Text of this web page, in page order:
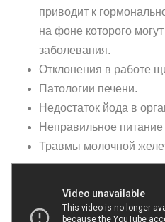
приводит к
на фоне которого
заболевания.
Отклонения в работе
Патологии печени.
Недостаток йода в
Неправильное
Травмы молочной